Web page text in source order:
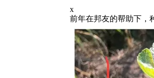
x
前年在邦友的帮助下，